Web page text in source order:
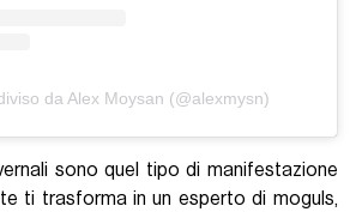
da Alex Moysan (@alexmysn)
sono quel tipo di manifestazione
ti trasforma in un esperto di moguls,